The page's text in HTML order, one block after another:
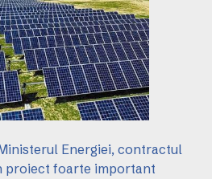
Energiei, contractul
proiect foarte important